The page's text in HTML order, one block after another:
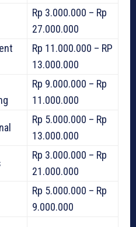
Rp 3.000.000 – Rp
27.000.000
Rp 11.000.000 – RP
13.000.000
Rp 9.000.000 – Rp
11.000.000
Rp 5.000.000 – Rp
13.000.000
Rp 3.000.000 – Rp
21.000.000
Rp 5.000.000 – Rp
9.000.000